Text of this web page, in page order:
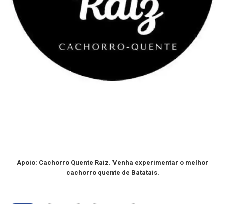
Apoio: Cachorro Quente Raiz. Venha experimentar o melhor
cachorro quente de Batatais.